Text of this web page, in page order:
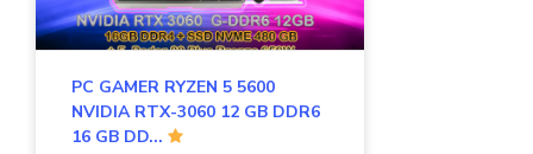
PC GAMER RYZEN 5 5600
NVIDIA RTX-3060 12 GB DDR6
16 GB DD...